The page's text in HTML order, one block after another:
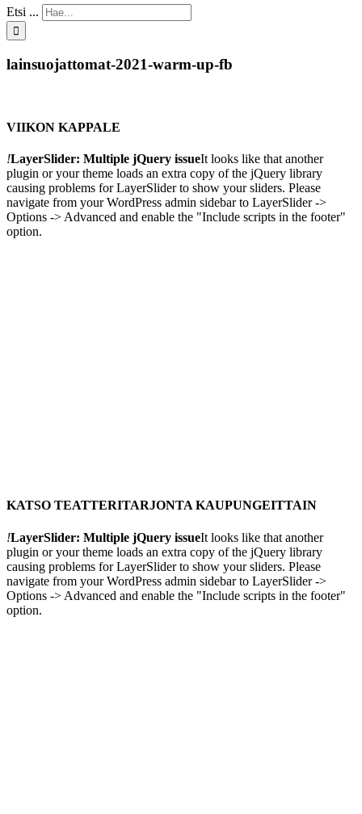
Etsi ...
lainsuojattomat-2021-warm-up-fb
VIIKON KAPPALE
!LayerSlider: Multiple jQuery issueIt looks like that another
plugin or your theme loads an extra copy of the jQuery library
causing problems for LayerSlider to show your sliders. Please
navigate from your WordPress admin sidebar to LayerSlider ->
Options -> Advanced and enable the "Include scripts in the footer"
option.
KATSO TEATTERITARJONTA KAUPUNGEITTAIN
!LayerSlider: Multiple jQuery issueIt looks like that another
plugin or your theme loads an extra copy of the jQuery library
causing problems for LayerSlider to show your sliders. Please
navigate from your WordPress admin sidebar to LayerSlider ->
Options -> Advanced and enable the "Include scripts in the footer"
option.